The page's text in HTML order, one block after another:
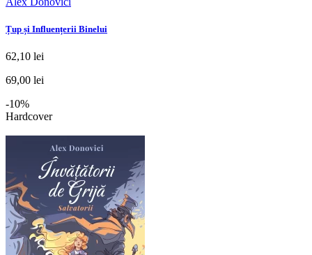
Țup și Influențerii Binelui
62,10 lei
69,00 lei
-10%
Hardcover